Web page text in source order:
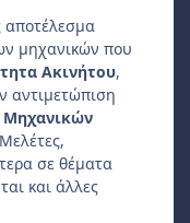
αποτέλεσμα
μηχανικών που
Ακινήτου,
αντιμετώπιση
Μηχανικών
σε θέματα
και άλλες